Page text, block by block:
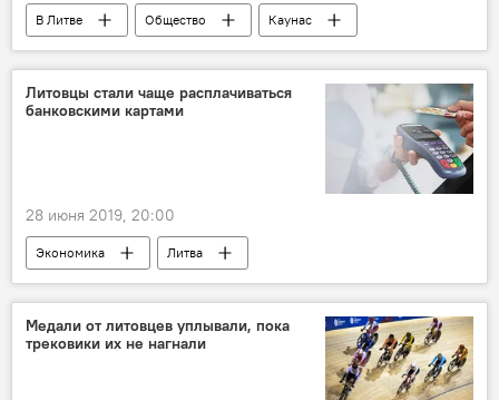
В Литве Общество
Каунас
дороги
Литовцы стали чаще расплачиваться
банковскими картами
28 июня 2019, 20:00
Экономика Литва
Медали от литовцев уплывали, пока
трековики их не нагнали